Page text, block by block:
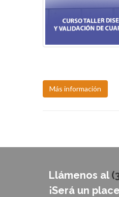
Más información
Llámenos al
¡Será un